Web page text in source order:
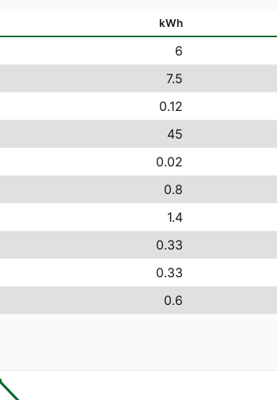
kWh
6
7.5
0.12
45
0.02
0.8
1.4
0.33
0.33
0.6